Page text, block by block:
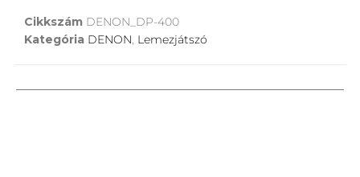
Cikkszám DENON_DP-400
Kategória DENON, Lemezjátszó